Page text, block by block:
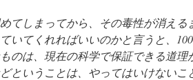
てしまってから、その毒性が消え
いてくれればいいのかと言うと、
のは、現在の科学で保証できる道
ということは、やってはいけないこ